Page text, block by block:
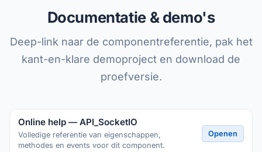
Documentatie & demo's
Deep-link naar de componentreferentie, pak het
kant-en-klare demoproject en download de
proefversie.
Online help — API_SocketIO
Volledige referentie van eigenschappen,
methodes en events voor dit component.
Openen